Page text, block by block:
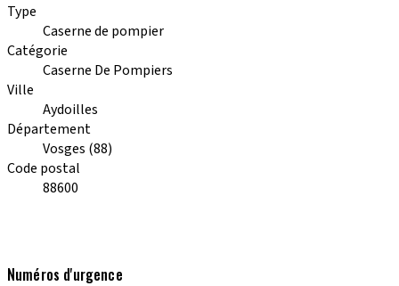
Type
Caserne de pompier
Catégorie
Caserne De Pompiers
Ville
Aydoilles
Département
Vosges (88)
Code postal
88600
Numéros d'urgence